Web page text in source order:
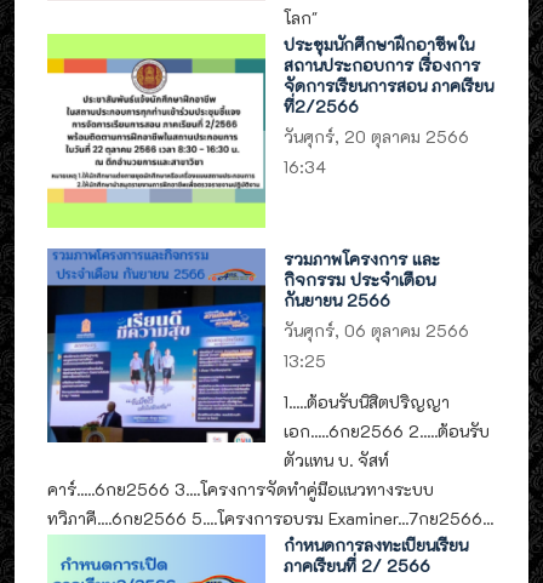
โลก"
ประชุมนักศึกษาฝึกอาชีพใน
สถานประกอบการ เรื่องการ
จัดการเรียนการสอน ภาคเรียน
ที่2/2566
วันศุกร์, 20 ตุลาคม 2566
16:34
รวมภาพโครงการ และ
กิจกรรม ประจำเดือน
กันยายน 2566
วันศุกร์, 06 ตุลาคม 2566
13:25
1.....ต้อนรับนิสิตปริญญา
เอก.....6กย2566 2.....ต้อนรับ
ตัวแทน บ. จัสท์
คาร์.....6กย2566 3....โครงการจัดทำคู่มือแนวทางระบบ
ทวิภาคี....6กย2566 5....โครงการอบรม Examiner...7กย2566...
กำหนดการลงทะเบียนเรียน
ภาคเรียนที่ 2/ 2566